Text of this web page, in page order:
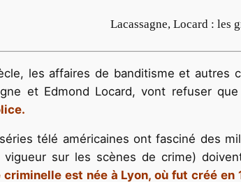
Lacassagne, Locard : les
les affaires de banditisme et autres
et Edmond Locard, vont refuser
télé américaines ont fasciné des
sur les scènes de crime)
criminelle est née à Lyon, où fut créé